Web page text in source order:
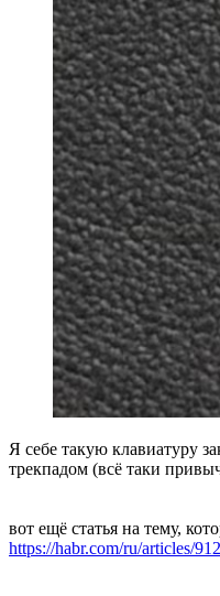
Я себе такую клавиатуру
трекпадом (всё таки
вот ещё статья на тему,
https://habr.com/ru/articles/